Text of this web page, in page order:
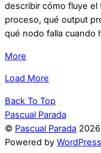
describir cómo fluye el
proceso, qué output
qué nodo falla cuando
More
Load More
Back To Top
Pascual Parada
© Pascual Parada 2026
Powered by WordPress